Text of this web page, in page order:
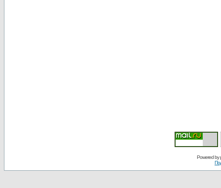
Powered by